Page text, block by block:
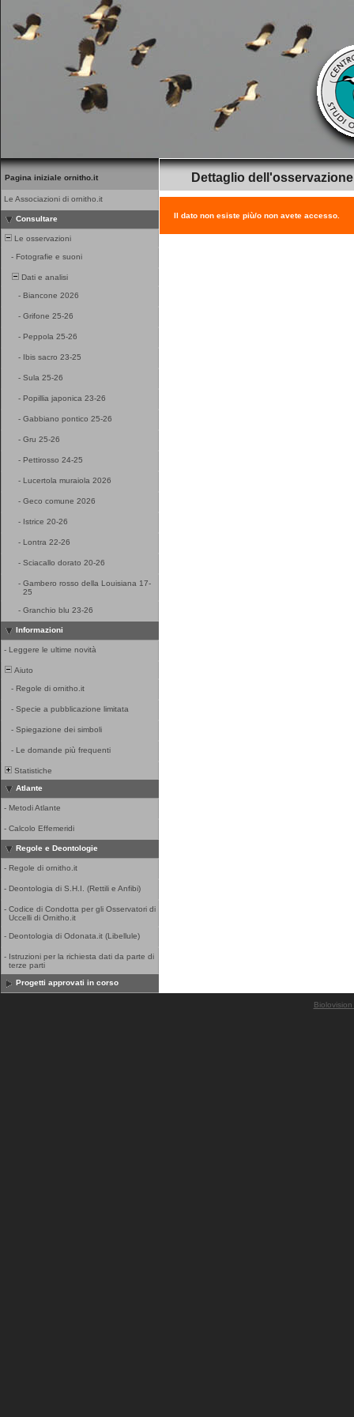
Pagina iniziale ornitho.it
Le Associazioni di ornitho.it
Consultare
Le osservazioni
- Fotografie e suoni
Dati e analisi
- Biancone 2026
- Grifone 25-26
- Peppola 25-26
- Ibis sacro 23-25
- Sula 25-26
- Popillia japonica 23-26
- Gabbiano pontico 25-26
- Gru 25-26
- Pettirosso 24-25
- Lucertola muraiola 2026
- Geco comune 2026
- Istrice 20-26
- Lontra 22-26
- Sciacallo dorato 20-26
- Gambero rosso della Louisiana 17-
25
- Granchio blu 23-26
Informazioni
- Leggere le ultime novità
Aiuto
- Regole di ornitho.it
- Specie a pubblicazione limitata
- Spiegazione dei simboli
- Le domande più frequenti
Statistiche
Atlante
- Metodi Atlante
- Calcolo Effemeridi
Regole e Deontologie
- Regole di ornitho.it
- Deontologia di S.H.I. (Rettili e Anfibi)
- Codice di Condotta per gli Osservatori di
Uccelli di Ornitho.it
- Deontologia di Odonata.it (Libellule)
- Istruzioni per la richiesta dati da parte di
terze parti
Progetti approvati in corso
Dettaglio dell'osservazione
Il dato non esiste più/o non avete accesso.
Biolovision